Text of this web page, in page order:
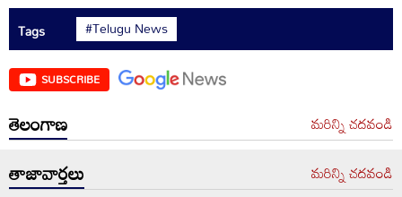
Tags #Telugu News
SUBSCRIBE
తెలంగాణ మరిన్ని చదవండి
తాజావార్తలు మరిన్ని చదవండి